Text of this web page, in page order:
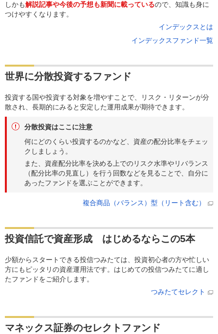
しかも解説記事や今後の予想も新聞に載っているので、知識も身に
つけやすくなります。
インデックスとは
インデックスファンド一覧
世界に分散投資するファンド
投資する国や投資する対象を増やすことで、リスク・リターンが分
散され、長期的にみると安定した運用成果が期待できます。
分散投資はここに注意
何にどのくらい投資するのかなど、資産の配分比率をチェッ
クしましょう。
また、資産配分比率を決める上でのリスク水準やリバランス
（配分比率の見直し）を行う回数などを見ることで、自分に
あったファンドを選ぶことができます。
複合商品（バランス）型（リート含む）
投資信託で資産形成 はじめるならこの5本
少額からスタートできる投信つみたては、投資初心者の方や忙しい
方にもピッタリの資産運用法です。はじめての投信つみたてに適し
たファンドをご紹介します。
つみたてセレクト
マネックス証券のセレクトファンド